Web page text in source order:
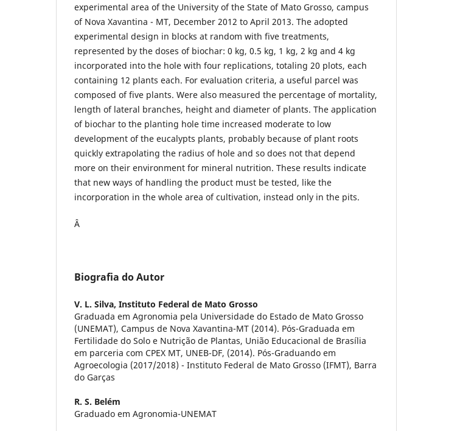
experimental area of the University of the State of Mato Grosso, campus
of Nova Xavantina - MT, December 2012 to April 2013. The adopted
experimental design in blocks at random with five treatments,
represented by the doses of biochar: 0 kg, 0.5 kg, 1 kg, 2 kg and 4 kg
incorporated into the hole with four replications, totaling 20 plots, each
containing 12 plants each. For evaluation criteria, a useful parcel was
composed of five plants. Were also measured the percentage of mortality,
length of lateral branches, height and diameter of plants. The application
of biochar to the planting hole time increased moderate to low
development of the eucalypts plants, probably because of plant roots
quickly extrapolating the radius of hole and so does not that depend
more on their environment for mineral nutrition. These results indicate
that new ways of handling the product must be tested, like the
incorporation in the whole area of cultivation, instead only in the pits.
Â
Biografia do Autor
V. L. Silva, Instituto Federal de Mato Grosso
Graduada em Agronomia pela Universidade do Estado de Mato Grosso
(UNEMAT), Campus de Nova Xavantina-MT (2014). Pós-Graduada em
Fertilidade do Solo e Nutrição de Plantas, União Educacional de Brasília
em parceria com CPEX MT, UNEB-DF, (2014). Pós-Graduando em
Agroecologia (2017/2018) - Instituto Federal de Mato Grosso (IFMT), Barra
do Garças
R. S. Belém
Graduado em Agronomia-UNEMAT